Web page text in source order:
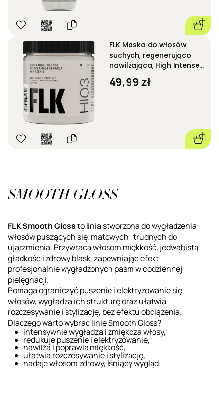
FLK Maska do włosów
suchych, regenerująco
nawilżająca, High Intense
HI03 250 ml
49,99 zł
SMOOTH GLOSS
FLK Smooth Glossto linia stworzona do wygładzenia
włosów puszących się, matowych i trudnych do
ujarzmienia. Przywraca włosom miękkość, jedwabistą
gładkość i zdrowy blask, zapewniając efekt
profesjonalnie wygładzonych pasm w codziennej
pielęgnacji.
Pomaga ograniczyć puszenie i elektryzowanie się
włosów, wygładza ich strukturę oraz ułatwia
rozczesywanie i stylizację, bez efektu obciążenia.
Dlaczego warto wybrać linię Smooth Gloss?
intensywnie wygładza i zmiękcza włosy,
redukuje puszenie i elektryzowanie,
nawilża i poprawia miękkość,
ułatwia rozczesywanie i stylizację,
nadaje włosom zdrowy, lśniący wygląd.